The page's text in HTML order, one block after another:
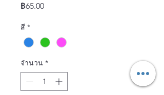
฿65.00ราคา
สี *
จำนวน *